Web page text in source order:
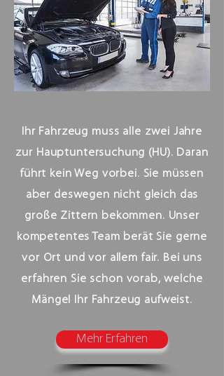
Ihr Fahrzeug muss alle zwei Jahre
zur Hauptuntersuchung (HU). Daran
führt kein Weg vorbei. Sie müssen
aber deswegen nicht gleich das
große Zittern bekommen. Unser
kompetentes Team berät Sie gerne
vor Ort und vor allem fair. Bei uns
erfahren Sie schon vorab, welche
Mängel Ihr Fahrzeug aufweist.
Mehr Erfahren